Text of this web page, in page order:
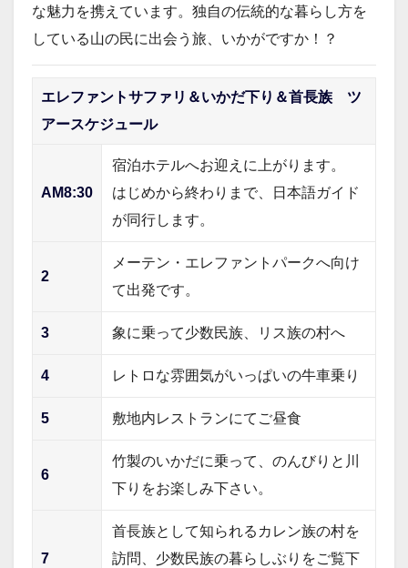
な魅力を携えています。独自の伝統的な暮らし方を
している山の民に出会う旅、いかがですか！？
エレファントサファリ＆いかだ下り＆首長族 ツ
アースケジュール
AM8:30
宿泊ホテルへお迎えに上がります。
はじめから終わりまで、日本語ガイド
が同行します。
2
メーテン・エレファントパークへ向け
て出発です。
3 象に乗って少数民族、リス族の村へ
4 レトロな雰囲気がいっぱいの牛車乗り
5 敷地内レストランにてご昼食
6
竹製のいかだに乗って、のんびりと川
下りをお楽しみ下さい。
7
首長族として知られるカレン族の村を
訪問、少数民族の暮らしぶりをご覧下